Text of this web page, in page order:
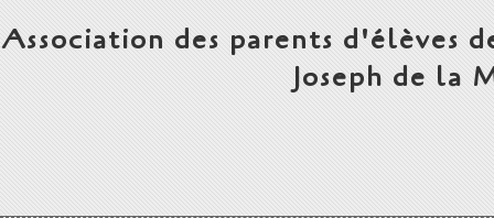
Association des parents d'élèves
Joseph de la